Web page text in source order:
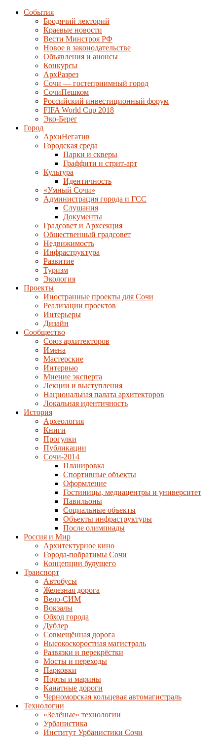
События
Бродячий лекторий
Краевые новости
Вести Минстроя РФ
Новое в законодательстве
Объявления и анонсы
Конкурсы
АрхРазрез
Сочи — гостеприимный город
СочиПешком
Российский инвестиционный форум
FIFA World Cup 2018
Эко-Берег
Город
АрхиНегатив
Городская среда
Парки и скверы
Граффити и стрит-арт
Культура
Идентичность
«Умный Сочи»
Администрация города и ГСС
Слушания
Документы
Градсовет и Архсекция
Общественный градсовет
Недвижимость
Инфраструктура
Развитие
Туризм
Экология
Проекты
Иностранные проекты для Сочи
Реализации проектов
Интерьеры
Дизайн
Сообщество
Союз архитекторов
Имена
Мастерские
Интервью
Мнение эксперта
Лекции и выступления
Национальная палата архитекторов
Локальная идентичность
История
Археология
Книги
Прогулки
Публикации
Сочи-2014
Планировка
Спортивные объекты
Оформление
Гостиницы, медиацентры и университет
Павильоны
Социальные объекты
Объекты инфраструктуры
После олимпиады
Россия и Мир
Архитектурное кино
Города-побратимы Сочи
Концепции будущего
Транспорт
Автобусы
Железная дорога
Вело-СИМ
Вокзалы
Обход города
Дублер
Совмещённая дорога
Высокоскоростная магистраль
Развязки и перекрёстки
Мосты и переходы
Парковки
Порты и марины
Канатные дороги
Черноморская кольцевая автомагистраль
Технологии
«Зелёные» технологии
Урбанистика
Институт Урбанистики Сочи